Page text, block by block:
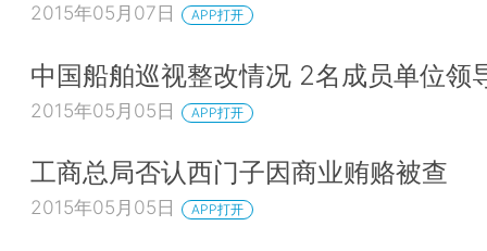
2015年05月07日 APP打开
中国船舶巡视整改情况 2名成员单位领
2015年05月05日 APP打开
工商总局否认西门子因商业贿赂被查
2015年05月05日 APP打开